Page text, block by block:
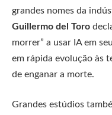
grandes nomes da
Guillermo del Toro
morrer” a usar IA em
em rápida evolução às
de enganar a morte.
Grandes estúdios